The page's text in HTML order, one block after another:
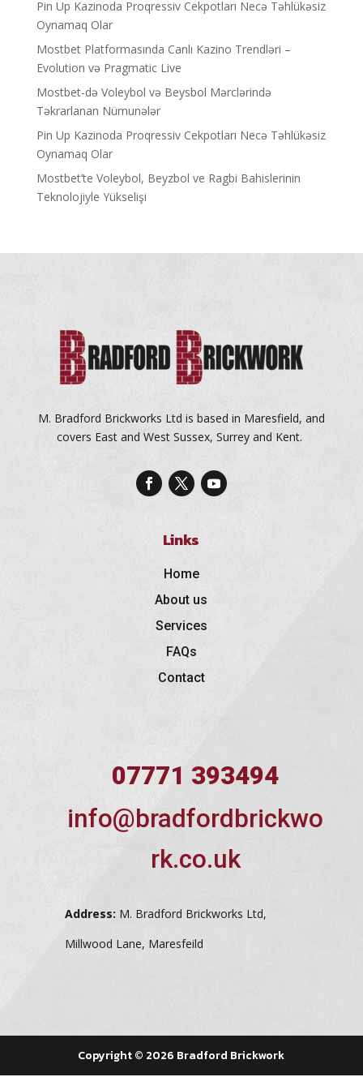
Pin Up Kazinoda Proqressiv Cekpotları Necə Təhlükəsiz
Oynamaq Olar
Mostbet Platformasında Canlı Kazino Trendləri –
Evolution və Pragmatic Live
Mostbet-də Voleybol və Beysbol Mərclərində
Təkrarlanan Nümunələr
Pin Up Kazinoda Proqressiv Cekpotları Necə Təhlükəsiz
Oynamaq Olar
Mostbet’te Voleybol, Beyzbol ve Ragbi Bahislerinin
Teknolojiyle Yükselişi
M. Bradford Brickworks Ltd is based in Maresfield, and
covers East and West Sussex, Surrey and Kent.
Links
Home
About us
Services
FAQs
Contact
07771 393494
info@bradfordbrickwo
rk.co.uk
Address: M. Bradford Brickworks Ltd,
Millwood Lane, Maresfeild
Copyright © 2026 Bradford Brickwork